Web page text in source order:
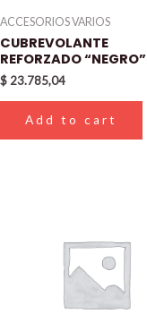
ACCESORIOS VARIOS
CUBREVOLANTE
REFORZADO “NEGRO”
$ 23.785,04
Add to cart